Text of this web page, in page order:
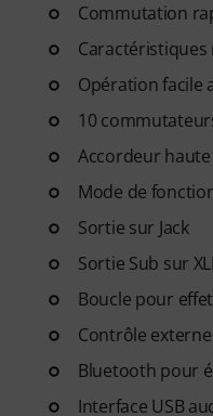
Commutation
Opération facile
10
Accordeur
Mode de
Sortie sur Jack
Sortie Sub sur
Boucle pour
Contrôle
Bluetooth pour
Interface USB